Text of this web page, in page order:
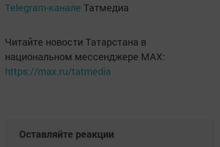
Telegram-канале Татмедиа
Читайте новости Татарстана в
национальном мессенджере MАХ:
https://max.ru/tatmedia
Оставляйте реакции